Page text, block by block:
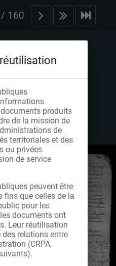
/ 160
produits
de la mission de
de
territoriales et des
ou privées
de service
peuvent être
fins que celles de la
pour les
documents ont
Leur réutilisation
des relations entre
(CRPA,